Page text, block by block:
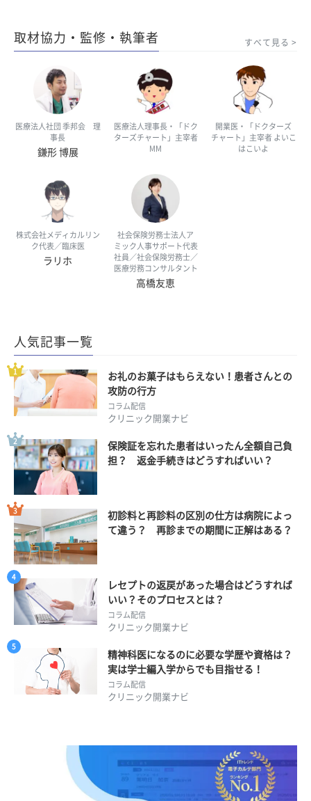
取材協力・監修・執筆者 すべて見る
医療法人社団 季邦会 理
事長
鎌形 博展
医療法人理事長・「ドク
ターズチャート」主宰者
MM
開業医・「ドクターズ
チャート」主宰者 よいこ
はこいよ
株式会社メディカルリン
ク代表／臨床医
ラリホ
社会保険労務士法人ア
ミック人事サポート代表
社員／社会保険労務士／
医療労務コンサルタント
高橋友恵
人気記事一覧
お礼のお菓子はもらえない！患者さんとの
攻防の行方
コラム配信
クリニック開業ナビ
保険証を忘れた患者はいったん全額自己負
担？ 返金手続きはどうすればいい？
初診料と再診料の区別の仕方は病院によっ
て違う？ 再診までの期間に正解はある？
レセプトの返戻があった場合はどうすれば
いい？そのプロセスとは？
コラム配信
クリニック開業ナビ
精神科医になるのに必要な学歴や資格は？
実は学士編入学からでも目指せる！
コラム配信
クリニック開業ナビ